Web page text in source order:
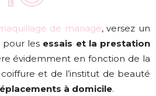
de mariage, versez un
pour les essais et la prestation
évidemment en fonction de la
et de l’institut de beauté
à domicile.